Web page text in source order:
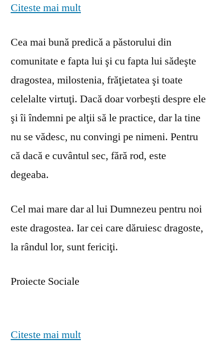
Citeste mai mult
Cea mai bună predică a păstorului din
comunitate e fapta lui şi cu fapta lui sădeşte
dragostea, milostenia, frăţietatea şi toate
celelalte virtuţi. Dacă doar vorbeşti despre ele
şi îi îndemni pe alţii să le practice, dar la tine
nu se vă­desc, nu convingi pe nimeni. Pentru
că dacă e cuvântul sec, fără rod, este
degeaba.
Cel mai mare dar al lui Dumnezeu pentru noi
este dragostea. Iar cei care dăruiesc dragoste,
la rândul lor, sunt fericiţi.
Proiecte Sociale
Citeste mai mult